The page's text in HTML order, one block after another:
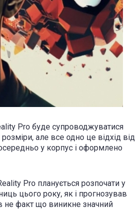
Pro буде супроводжуватися
але все одно це відхід від
у корпус і оформлено
Pro планується розпочати у
цього року, як і прогнозував
не факт що виникне значний